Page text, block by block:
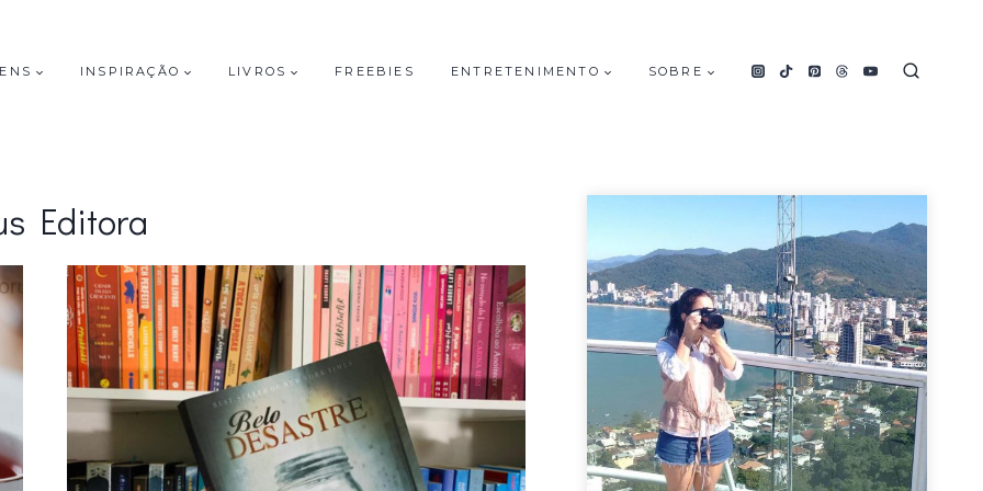
INSPIRAÇÃO LIVROS FREEBIES ENTRETENIMENTO SOBRE
Editora